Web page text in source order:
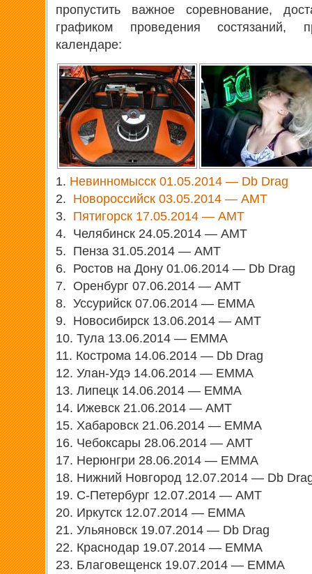
пропустить важное соревнование,
графиком проведения состязаний,
календаре:
1. Невинномысск 01.05.2014 — Db Drag
2. Новороссийск 03.05.2014 — АМТ
3. Пятигорск 17.05.2014 — АМТ
4. Челябинск 24.05.2014 — АМТ
5. Пенза 31.05.2014 — АМТ
6. Ростов на Дону 01.06.2014 — Db Drag
7. Оренбург 07.06.2014 — АМТ
8. Уссурийск 07.06.2014 — EMMA
9. Новосибирск 13.06.2014 — АМТ
10. Тула 13.06.2014 — EMMA
11. Кострома 14.06.2014 — Db Drag
12. Улан-Удэ 14.06.2014 — EMMA
13. Липецк 14.06.2014 — EMMA
14. Ижевск 21.06.2014 — АМТ
15. Хабаровск 21.06.2014 — EMMA
16. Чебоксары 28.06.2014 — АМТ
17. Нерюнгри 28.06.2014 — EMMA
18. Нижний Новгород 12.07.2014 — Db
19. С-Петербург 12.07.2014 — АМТ
20. Иркутск 12.07.2014 — EMMA
21. Ульяновск 19.07.2014 — Db Drag
22. Краснодар 19.07.2014 — EMMA
23. Благовещенск 19.07.2014 — EMMA